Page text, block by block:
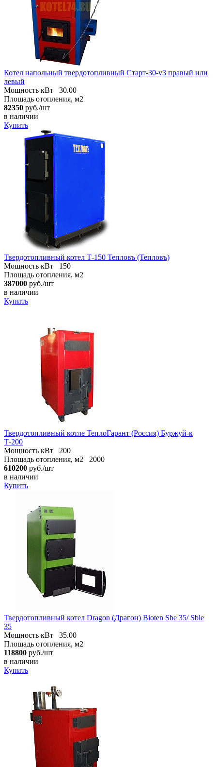
Котел напольный твердотопливный Старт-30-v3 правый или
левый
Мощность кВт
30.00
Площадь отопления, м2
82350 руб./шт
в наличии
Купить
Твердотопливный котел Т-150 Тепловъ (Тепловъ)
Мощность кВт
150
Площадь отопления, м2
387000 руб./шт
в наличии
Купить
Твердотопливный котле ТеплоГарант (Россия) Буржуй-к
Т-200
Мощность кВт
200
Площадь отопления, м2
2000
610200 руб./шт
в наличии
Купить
Твердотопливный котел Dragon (Драгон) Bioten Sbe 35/ Sble
35
Мощность кВт
35.00
Площадь отопления, м2
118800 руб./шт
в наличии
Купить